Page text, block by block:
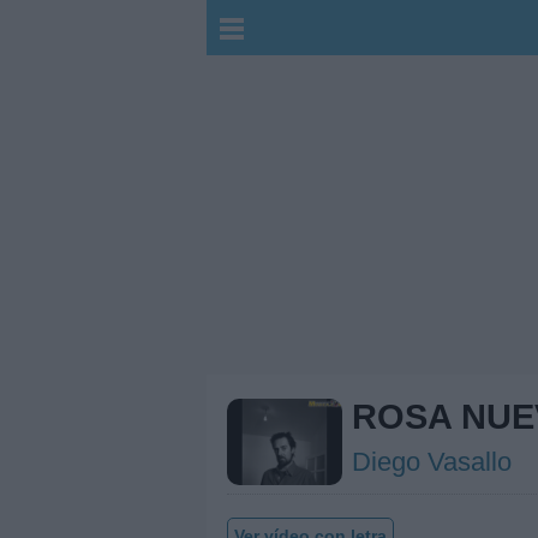
ROSA
Diego Vasallo